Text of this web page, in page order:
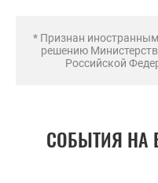
* Признан
решению
Российской
СОБЫТИЯ НА